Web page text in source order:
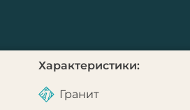
Характеристики:
Гранит